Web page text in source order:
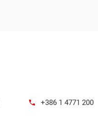
+386 1 4771 200